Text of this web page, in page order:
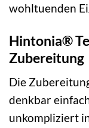
wohltuenden
Hintonia®
Zubereitung
Die
denkbar
unkompliziert